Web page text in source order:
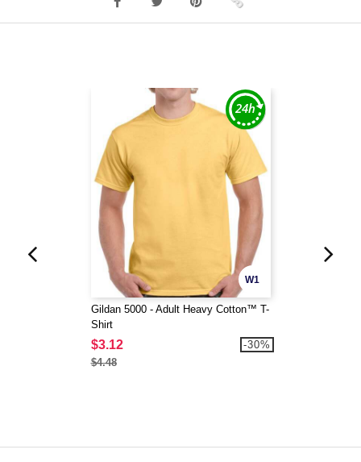
W1
Gildan 5000 - Adult Heavy Cotton™ T-
Shirt
$3.12
$4.48
-30%